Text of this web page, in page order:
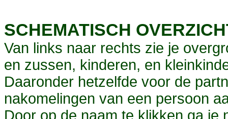
SCHEMATISCH
Van links naar rechts zie je
en zussen, kinderen, en
Daaronder hetzelfde voor de
nakomelingen van een persoon
Door op de naam te klikken ga je